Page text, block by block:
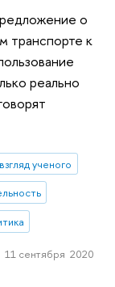
о
транспорте к
реально
взгляд ученого
11 сентября 2020